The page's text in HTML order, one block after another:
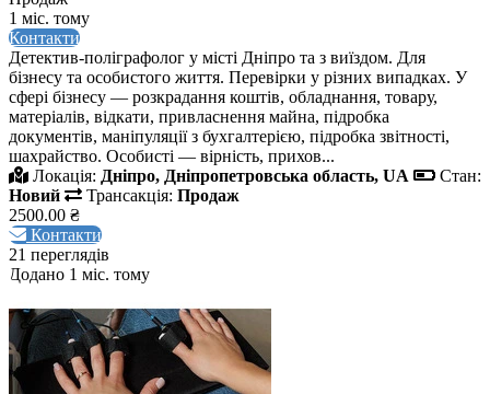
1 міс. тому
Контакти
Детектив-поліграфолог у місті Дніпро та з виїздом. Для
бізнесу та особистого життя. Перевірки у різних випадках. У
сфері бізнесу — розкрадання коштів, обладнання, товару,
матеріалів, відкати, привласнення майна, підробка
документів, маніпуляції з бухгалтерією, підробка звітності,
шахрайство. Особисті — вірність, прихов...
Локація: Дніпро, Дніпропетровська область, UA
Стан:
Новий
Трансакція: Продаж
2500.00 ₴
Контакти
21 переглядів
Додано 1 міс. тому